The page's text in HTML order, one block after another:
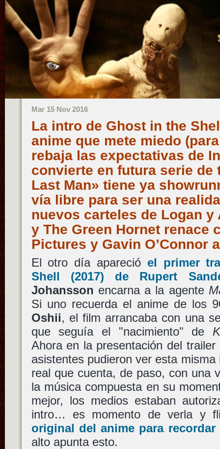
Mar 15 Nov 2016
La intro de Ghost in the
anime que mete miedo
rebaja las expectativas de
convierte en futura serie de
Last Man» tiene ya
vía libre para ser una
nuevos carteles de Logan y
y The Green Hornet renace
Pictures y Gavin O’Connor
El otro día apareció el primer
Shell (2017) de Rupert
Johansson encarna a la agente
Si uno recuerda el anime de los
Oshii, el film arrancaba con una
que seguía el "nacimiento" de
Ahora en la presentación del
asistentes pudieron ver esta
real que cuenta, de paso, con una
la música compuesta en su
mejor, los medios estaban
intro… es momento de verla y
original del anime para recordar
alto apunta esto.